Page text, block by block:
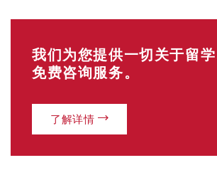
我们为您提供一切关于留
免费咨询服务。
了解详情